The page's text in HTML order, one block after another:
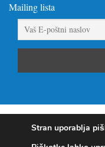
Mailing lista
Visa
Stran uporablja